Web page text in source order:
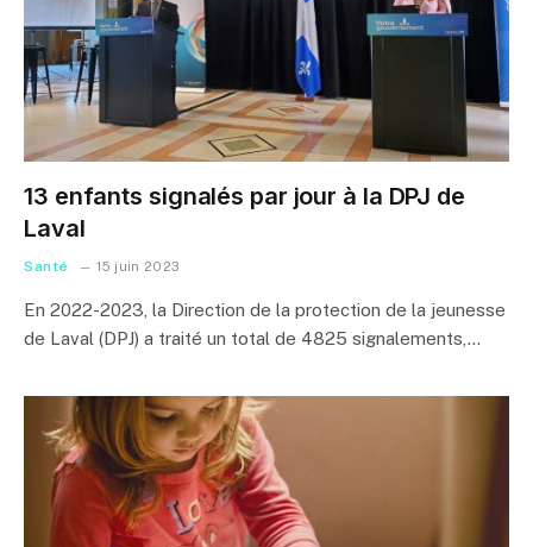
13 enfants signalés par jour à la DPJ de
Laval
Santé 15 juin 2023
En 2022-2023, la Direction de la protection de la jeunesse
de Laval (DPJ) a traité un total de 4825 signalements,…